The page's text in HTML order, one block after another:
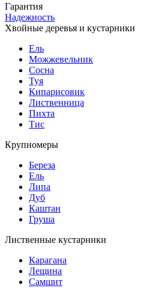
Гарантия
Надежность
Хвойные деревья и кустарники
Ель
Можжевельник
Сосна
Туя
Кипарисовик
Лиственница
Пихта
Тис
Крупномеры
Береза
Ель
Липа
Дуб
Каштан
Груша
Лиственные кустарники
Карагана
Лещина
Самшит